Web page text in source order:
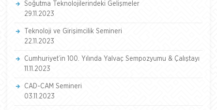
Soğutma Teknolojilerindeki Gelişmeler
29.11.2023
Teknoloji ve Girişimcilik Semineri
22.11.2023
Cumhuriyet’in 100. Yılında Yalvaç Sempozyumu & Çalıştayı
11.11.2023
CAD-CAM Semineri
03.11.2023